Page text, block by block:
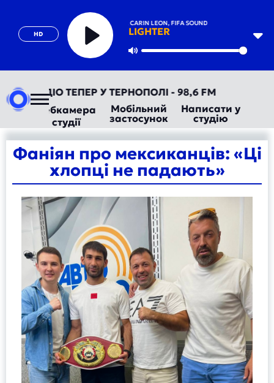
HD
JELLY ROLL, CARIN LEON, FIFA SOUND
LIGHTER
Play
ТЕПЕР У ТЕРНОПОЛІ - 98,6 FM
Вебкамера
студії
Мобільний
застосунок
Написати у
студію
Фаніян про мексиканців: «Ці
хлопці не падають»